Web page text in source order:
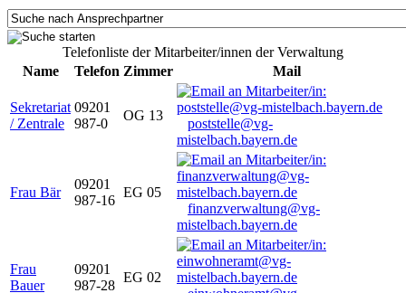
Telefonliste der Mitarbeiter/innen der Verwaltung
Name
Telefon Zimmer Mail
Sekretariat
/ Zentrale
09201
987-0
OG 13
poststelle@vg-
mistelbach.bayern.de
Frau Bär
09201
987-16
EG 05
finanzverwaltung@vg-
mistelbach.bayern.de
Frau
Bauer
09201
987-28
EG 02